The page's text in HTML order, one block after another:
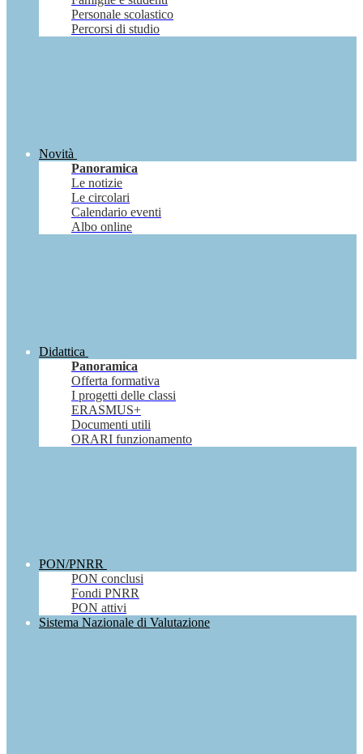
Personale scolastico
Percorsi di studio
Novità
Panoramica
Le notizie
Le circolari
Calendario eventi
Albo online
Didattica
Panoramica
Offerta formativa
I progetti delle classi
ERASMUS+
Documenti utili
ORARI funzionamento
PON/PNRR
PON conclusi
Fondi PNRR
PON attivi
Sistema Nazionale di Valutazione